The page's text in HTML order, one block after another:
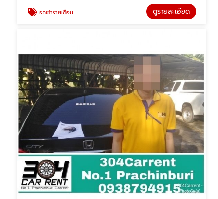
รถเช่ารายเดือน ดูรายละเอียด